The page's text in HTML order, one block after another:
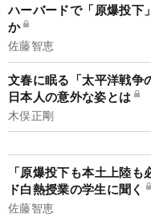
ハーバードで「原爆投下
か
佐藤智恵
文春に眠る「太平洋戦争
日本人の意外な姿とは
木俣正剛
「原爆投下も本土上陸
ド白熱授業の学生に聞く
佐藤智恵